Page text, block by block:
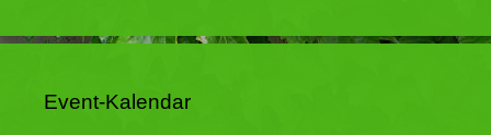
Event-Kalendar